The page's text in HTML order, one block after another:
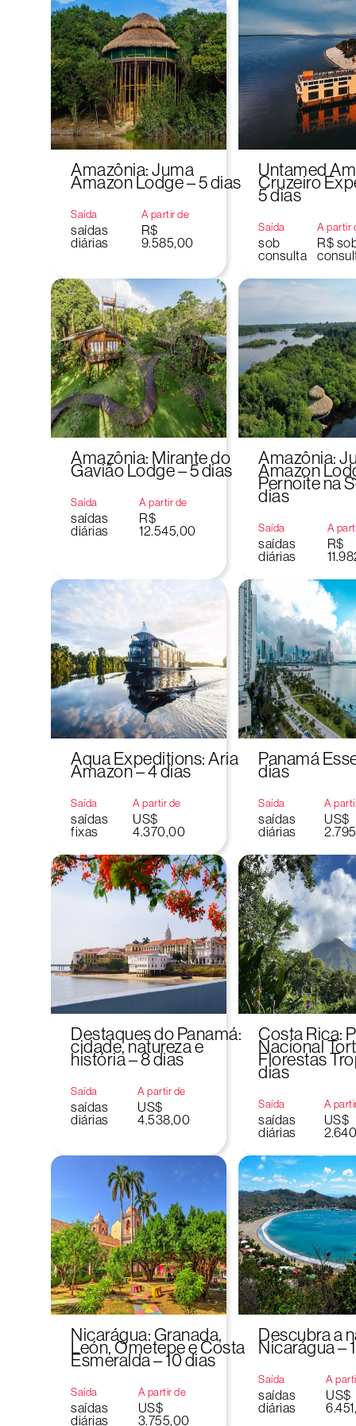
Amazônia: Juma
Amazon Lodge – 5 dias
Saída
saídas
diárias
A partir de
R$
9.585,00
Untamed
Cruzeiro
5 dias
Saída
sob
consulta
A partir
R$
Amazônia: Mirante do
Gavião Lodge – 5 dias
Saída
saídas
diárias
A partir de
R$
12.545,00
Amazônia:
Amazon
Pernoite na
dias
Saída
saídas
diárias
A
R$
Aqua Expeditions: Aria
Amazon – 4 dias
Saída
saídas
fixas
A partir de
US$
4.370,00
Panamá
dias
Saída
saídas
diárias
A
US$
Destaques do Panamá:
cidade, natureza e
história – 8 dias
Saída
saídas
diárias
A partir de
US$
4.538,00
Costa Rica:
Nacional
Florestas
dias
Saída
saídas
diárias
A
US$
Nicarágua: Granada,
León, Ometepe e Costa
Esmeralda – 10 dias
Saída
saídas
diárias
A partir de
US$
3.755,00
Descubra a
Nicarágua –
Saída
saídas
diárias
A
US$